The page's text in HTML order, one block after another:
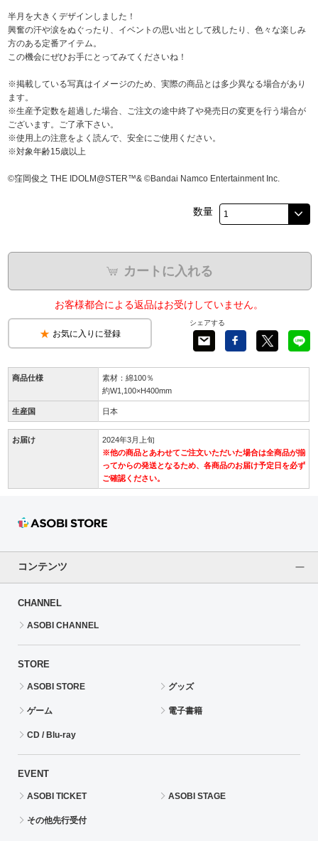
ラブライブ！サンシャイン‼
ラブライブ！虹ヶ咲学園スクールアイドル同好会
ラブライブ！スーパースター!!
アイドリッシュセブン
モフモフパレード
半月を大きくデザインしました！
興奮の汗や涙をぬぐったり、イベントの思い出として残したり、色々な楽しみ
方のある定番アイテム。
この機会にぜひお手にとってみてくださいね！
※掲載している写真はイメージのため、実際の商品とは多少異なる場合があり
ます。
※生産予定数を超過した場合、ご注文の途中終了や発売日の変更を行う場合が
ございます。ご了承下さい。
※使用上の注意をよく読んで、安全にご使用ください。
※対象年齢15歳以上
©窪岡俊之 THE IDOLM@STER™& ©Bandai Namco Entertainment Inc.
数量
カートに入れる
お客様都合による返品はお受けしていません。
お気に入りに登録
シェアする
商品仕様
素材：綿100％
約W1,100×H400mm
生産国 日本
お届け
2024年3月上旬
※他の商品とあわせてご注文いただいた場合は全商品が揃
ってからの発送となるため、各商品のお届け予定日を必ず
ご確認ください。
コンテンツ
CHANNEL
ASOBI CHANNEL
STORE
ASOBI STORE グッズ
ゲーム 電子書籍
CD / Blu-ray
EVENT
ASOBI TICKET ASOBI STAGE
その他先行受付